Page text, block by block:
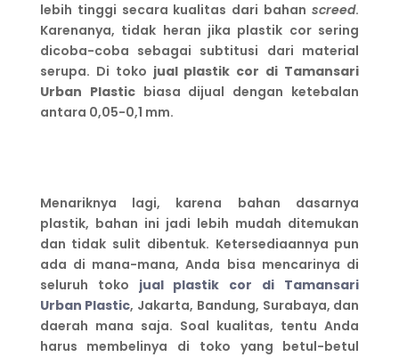
lebih tinggi secara kualitas dari bahanscreed.
Karenanya, tidak heran jika plastik cor sering
dicoba-coba sebagai subtitusi dari material
serupa. Di toko jual plastik cor di Tamansari
Urban Plasticbiasa dijual dengan ketebalan
antara 0,05-0,1 mm.
Menariknya lagi, karena bahan dasarnya
plastik, bahan ini jadi lebih mudah ditemukan
dan tidak sulit dibentuk. Ketersediaannya pun
ada di mana-mana, Anda bisa mencarinya di
seluruh toko jual plastik cor di Tamansari
Urban Plastic, Jakarta, Bandung, Surabaya, dan
daerah mana saja. Soal kualitas, tentu Anda
harus membelinya di toko yang betul-betul